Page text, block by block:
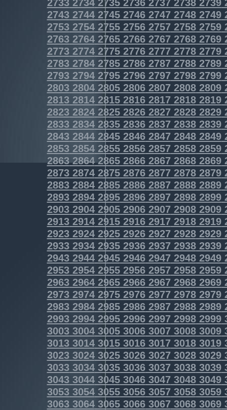
2743274427452746274727482749
2753275427552756275727582759
2763276427652766276727682769
2773277427752776277727782779
2783278427852786278727882789
2793279427952796279727982799
2803280428052806280728082809
2813281428152816281728182819
2823282428252826282728282829
2833283428352836283728382839
2843284428452846284728482849
2853285428552856285728582859
2863286428652866286728682869
2873287428752876287728782879
2883288428852886288728882889
2893289428952896289728982899
2903290429052906290729082909
2913291429152916291729182919
2923292429252926292729282929
2933293429352936293729382939
2943294429452946294729482949
2953295429552956295729582959
2963296429652966296729682969
2973297429752976297729782979
2983298429852986298729882989
2993299429952996299729982999
3003300430053006300730083009
3013301430153016301730183019
3023302430253026302730283029
3033303430353036303730383039
3043304430453046304730483049
3053305430553056305730583059
3063306430653066306730683069